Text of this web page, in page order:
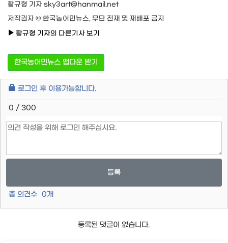
황규형 기자 sky3art@hanmail.net
저작권자 © 한국농어민뉴스, 무단 전재 및 재배포 금지
황규형 기자의 다른기사 보기
한국농어민뉴스 앱다운 받기
로그인 후 이용가능합니다.
0 / 300
등록
총 의견수 0개
등록된 댓글이 없습니다.